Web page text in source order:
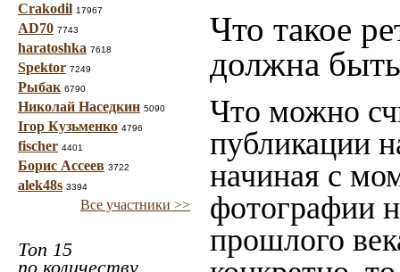
Crakodil 17967
AD70 7743
haratoshka 7618
Spektor 7249
Рыбак 6790
Николай Наседкин 5090
Ігор Кузьменко 4796
fischer 4401
Борис Ассеев 3722
alek48s 3394
Все участники >>
Топ 15
по количеству
Что такое
должна
Что можно
публикации
начиная c
фотографии
прошлого